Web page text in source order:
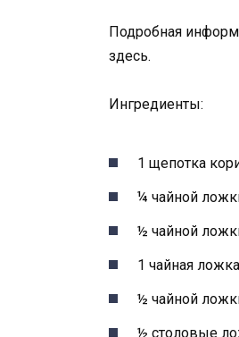
Подробная
здесь.
Ингредиенты:
1 щепотка
¼ чайной
½ чайной
1 чайная
½ чайной
½ столовые